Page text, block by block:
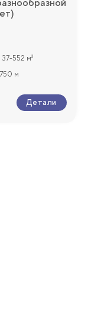
37-552 м²
750 м
Детали